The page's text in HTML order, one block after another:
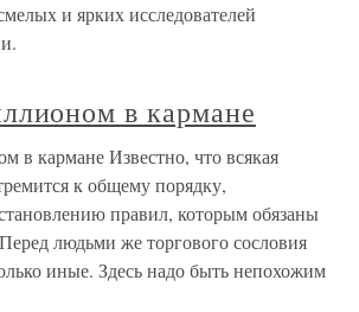
и ярких исследователей
в кармане
в кармане Известно, что всякая
к общему порядку,
правил, которым обязаны
людьми же торгового сословия
иные. Здесь надо быть непохожим